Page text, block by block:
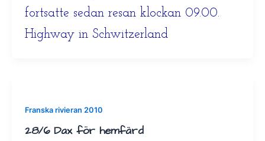
fortsatte sedan resan klockan 09.00.
Highway in Schwitzerland
Franska rivieran 2010
28/6 Dax för hemfärd